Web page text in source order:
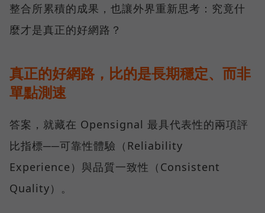
整合所累積的成果，也讓外界重新思考：究竟什
麼才是真正的好網路？
真正的好網路，比的是長期穩定、而非
單點測速
答案，就藏在 Opensignal 最具代表性的兩項評
比指標──可靠性體驗（Reliability
Experience）與品質一致性（Consistent
Quality）。